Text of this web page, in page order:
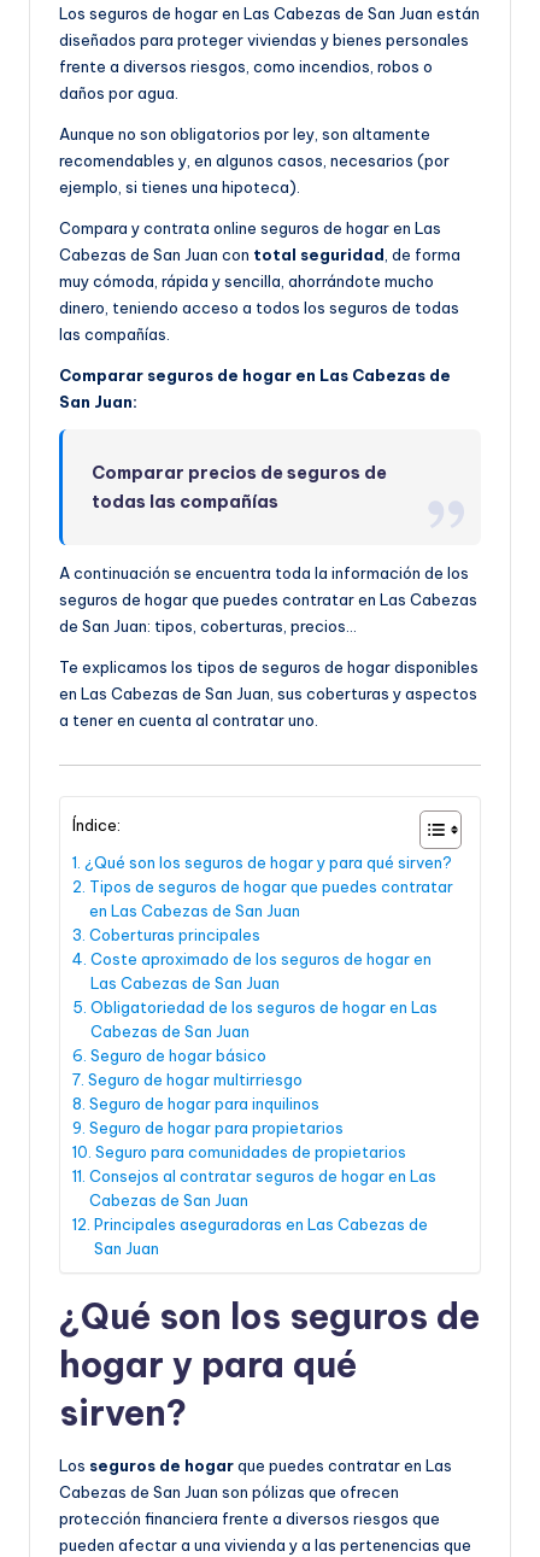
Los seguros de hogar en Las Cabezas de San Juan están
diseñados para proteger viviendas y bienes personales
frente a diversos riesgos, como incendios, robos o
daños por agua.
Aunque no son obligatorios por ley, son altamente
recomendables y, en algunos casos, necesarios (por
ejemplo, si tienes una hipoteca).
Compara y contrata online seguros de hogar en Las
Cabezas de San Juan con total seguridad, de forma
muy cómoda, rápida y sencilla, ahorrándote mucho
dinero, teniendo acceso a todos los seguros de todas
las compañías.
Comparar seguros de hogar en Las Cabezas de
San Juan:
Comparar precios de seguros de
todas las compañías
A continuación se encuentra toda la información de los
seguros de hogar que puedes contratar en Las Cabezas
de San Juan: tipos, coberturas, precios…
Te explicamos los tipos de seguros de hogar disponibles
en Las Cabezas de San Juan, sus coberturas y aspectos
a tener en cuenta al contratar uno.
Índice:
¿Qué son los seguros de hogar y para qué sirven?
Tipos de seguros de hogar que puedes contratar
en Las Cabezas de San Juan
Coberturas principales
Coste aproximado de los seguros de hogar en
Las Cabezas de San Juan
Obligatoriedad de los seguros de hogar en Las
Cabezas de San Juan
Seguro de hogar básico
Seguro de hogar multirriesgo
Seguro de hogar para inquilinos
Seguro de hogar para propietarios
Seguro para comunidades de propietarios
Consejos al contratar seguros de hogar en Las
Cabezas de San Juan
Principales aseguradoras en Las Cabezas de
San Juan
¿Qué son los seguros de
hogar y para qué
sirven?
Los seguros de hogarque puedes contratar en Las
Cabezas de San Juan son pólizas que ofrecen
protección financiera frente a diversos riesgos que
pueden afectar a una vivienda y a las pertenencias que